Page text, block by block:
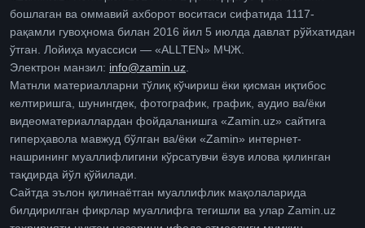
бошлаган ва оммавий ахборот воситаси сифатида 1117-
рақамли гувоҳнома билан 2016 йил 5 июлда давлат рўйхатидан
ўтган. Лойиҳа муассиси — «ALLTEN» МЧЖ.
Электрон манзил: info@zamin.uz.
Матнли материалларни тўлиқ кўчириш ёки қисман иқтибос
келтиришга, шунингдек, фотографик, график, аудио ва/ёки
видеоматериаллардан фойдаланишга «Zamin.uz» сайтига
гиперҳавола мавжуд бўлган ва/ёки «Zamin» интернет-
нашрининг муаллифлигини кўрсатувчи ёзув илова қилинган
тақдирда йўл қўйилади.
Сайтда эълон қилинаётган муаллифлик мақолаларида
билдирилган фикрлар муаллифга тегишли ва улар Zamin.uz